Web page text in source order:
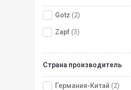
Gotz (2)
Zapf (3)
Страна производитель
Германия-Китай (2)